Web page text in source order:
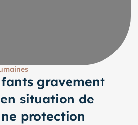
gravement
situation de
protection